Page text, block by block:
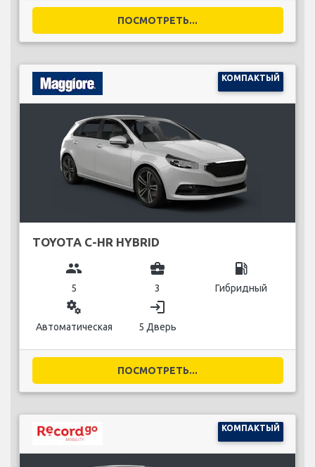
ПОСМОТРЕТЬ...
КОМПАКТЫЙ
TOYOTA C-HR HYBRID
group
5
business_center
3
local_gas_station
Гибридный
miscellaneous_services
Автоматическая
login
5 Дверь
ПОСМОТРЕТЬ...
КОМПАКТЫЙ